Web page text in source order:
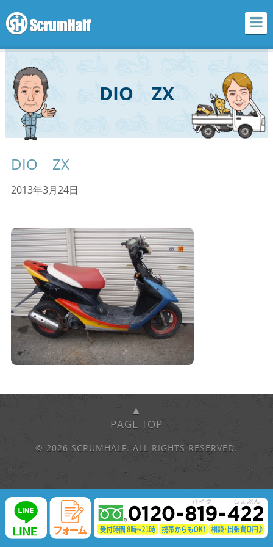
DIO ZX
DIO ZX
2013年3月24日
▲
PAGE TOP
© 2026 SCRUMHALF. ALL RIGHTS RESERVED.